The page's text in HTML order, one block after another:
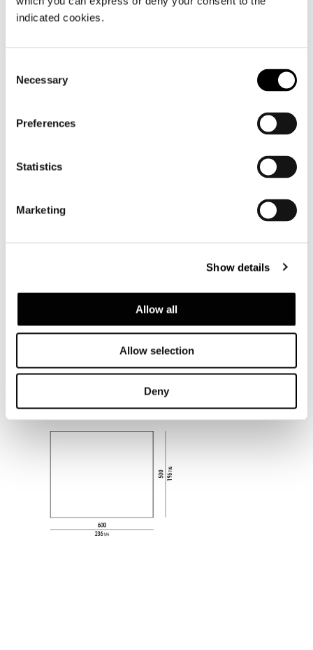
indicated cookies.
Selection
Necessary
Preferences
Statistics
Marketing
Show details
Allow all
Allow selection
Deny